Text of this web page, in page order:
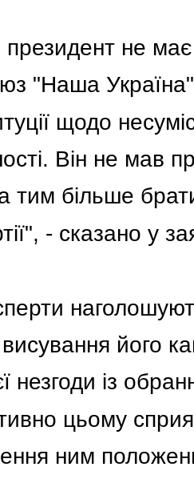
не має
"Наша
щодо
Він не мав
тим більше
- сказано у
його
незгоди із
цьому
ним